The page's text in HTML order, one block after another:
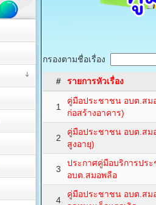
กรองตามชื่อเรื่อง
# รายการหัวเรื่อง
1
คู่มือประชาชน อบต.ส
ก่อสร้างอาคาร)
2
คู่มือประชาชน อบต.สม
สูงอายุ)
3
ประกาศคู่มือบริการปร
อบต.สมอพลือ
4
คู่มือประชาชน อบต.สม